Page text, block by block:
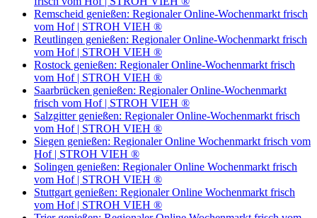
Remscheid genießen: Regionaler Online-Wochenmarkt frisch
vom Hof | STROH VIEH ®
Reutlingen genießen: Regionaler Online-Wochenmarkt frisch
vom Hof | STROH VIEH ®
Rostock genießen: Regionaler Online-Wochenmarkt frisch
vom Hof | STROH VIEH ®
Saarbrücken genießen: Regionaler Online-Wochenmarkt
frisch vom Hof | STROH VIEH ®
Salzgitter genießen: Regionaler Online-Wochenmarkt frisch
vom Hof | STROH VIEH ®
Siegen genießen: Regionaler Online Wochenmarkt frisch vom
Hof | STROH VIEH ®
Solingen genießen: Regionaler Online Wochenmarkt frisch
vom Hof | STROH VIEH ®
Stuttgart genießen: Regionaler Online Wochenmarkt frisch
vom Hof | STROH VIEH ®